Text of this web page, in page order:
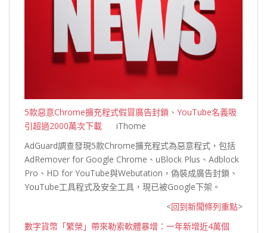
5款惡意Chrome擴充程式假冒廣告封鎖、YouTube名義吸
引超過2000萬次下載 iThome
AdGuard調查發現5款Chrome擴充程式為惡意程式，包括
AdRemover for Google Chrome、uBlock Plus、Adblock
Pro、HD for YouTube與Webutation，偽裝成廣告封鎖、
YouTube工具程式及安全工具，現已被Google下架。
<回到新聞條列重點>
數字貨幣「繁榮」帶來勒索軟體暴增：一年新增近4萬個